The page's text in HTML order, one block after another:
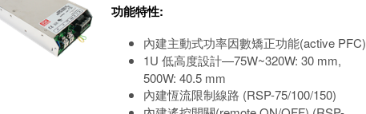
功能特性:
內建主動式功率因數矯正功能(active PFC)
1U 低高度設計—75W~320W: 30 mm,
500W: 40.5 mm
內建恆流限制線路 (RSP-75/100/150)